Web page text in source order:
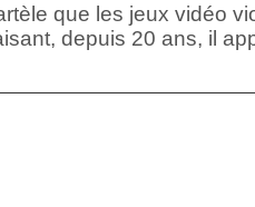
que les jeux vidéo
depuis 20 ans, il